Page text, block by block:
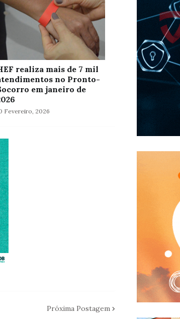
realiza mais de 7 mil
no Pronto-
em janeiro de
Fevereiro, 2026
Próxima Postagem